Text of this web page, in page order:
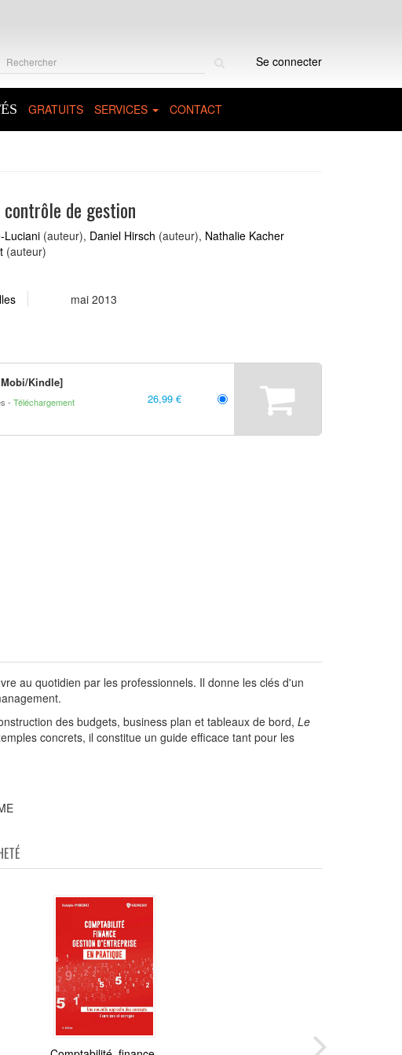
Se connecter
GRATUITS SERVICES CONTACT
de gestion
Luciani (auteur), Daniel Hirsch (auteur), Nathalie Kacher
(auteur)
mai 2013
Kindle]
Téléchargement
26,99 €
au quotidien par les professionnels. Il donne les clés d'un
des budgets, business plan et tableaux de bord, Le
concrets, il constitue un guide efficace tant pour les